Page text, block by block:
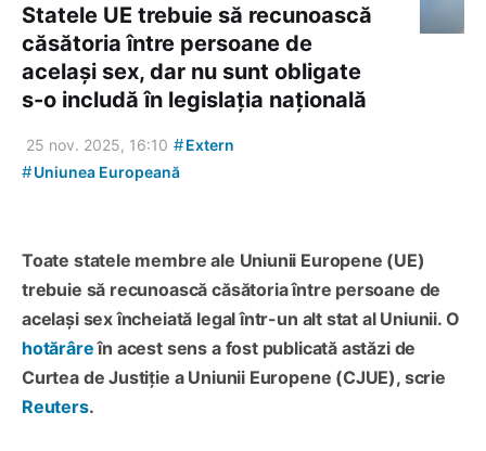
Statele UE trebuie să recunoască
căsătoria între persoane de
același sex, dar nu sunt obligate
s-o includă în legislația națională
25 nov. 2025, 16:10 #Extern
#Uniunea Europeană
Toate statele membre ale Uniunii Europene (UE)
trebuie să recunoască căsătoria între persoane de
același sex încheiată legal într-un alt stat al Uniunii. O
hotărâreîn acest sens a fost publicată astăzi de
Curtea de Justiție a Uniunii Europene (CJUE), scrie
Reuters.